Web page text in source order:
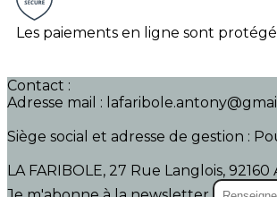
Les paiements en ligne sont
Contact :
Adresse mail :
Siège social et adresse de gestion :
LA FARIBOLE, 27 Rue Langlois, 92160